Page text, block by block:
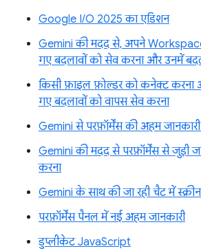
Google I/O 2025 का एडिशन
Gemini की मदद से, अपने
गए बदलावों को सेव करना और उनमें
किसी फ़ाइल फ़ोल्डर को कनेक्ट करना
गए बदलावों को वापस सेव करना
Gemini से परफ़ॉर्मेंस की अहम
Gemini की मदद से परफ़ॉर्मेंस से जुड़ी
करना
Gemini के साथ की जा रही चैट में
परफ़ॉर्मेंस पैनल में नई अहम जानकारी
डुप्लीकेट JavaScript